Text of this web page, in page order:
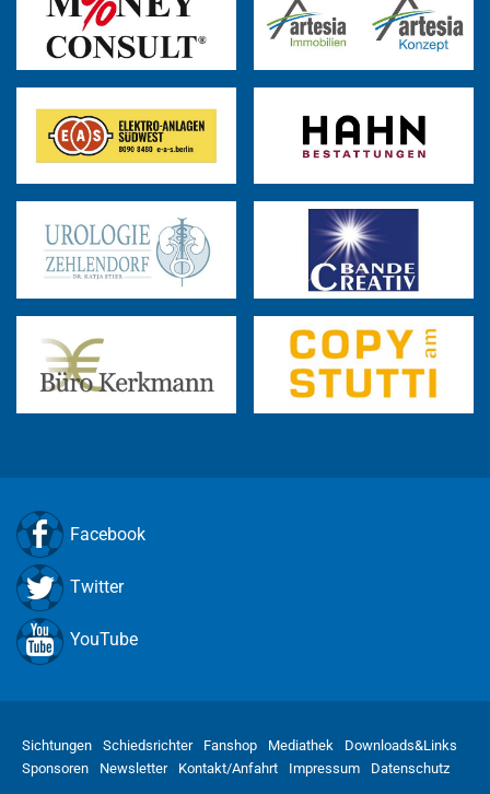
Facebook
Twitter
YouTube
Sichtungen Schiedsrichter Fanshop Mediathek
Downloads&Links
Sponsoren
Newsletter Kontakt/Anfahrt Impressum Datenschutz